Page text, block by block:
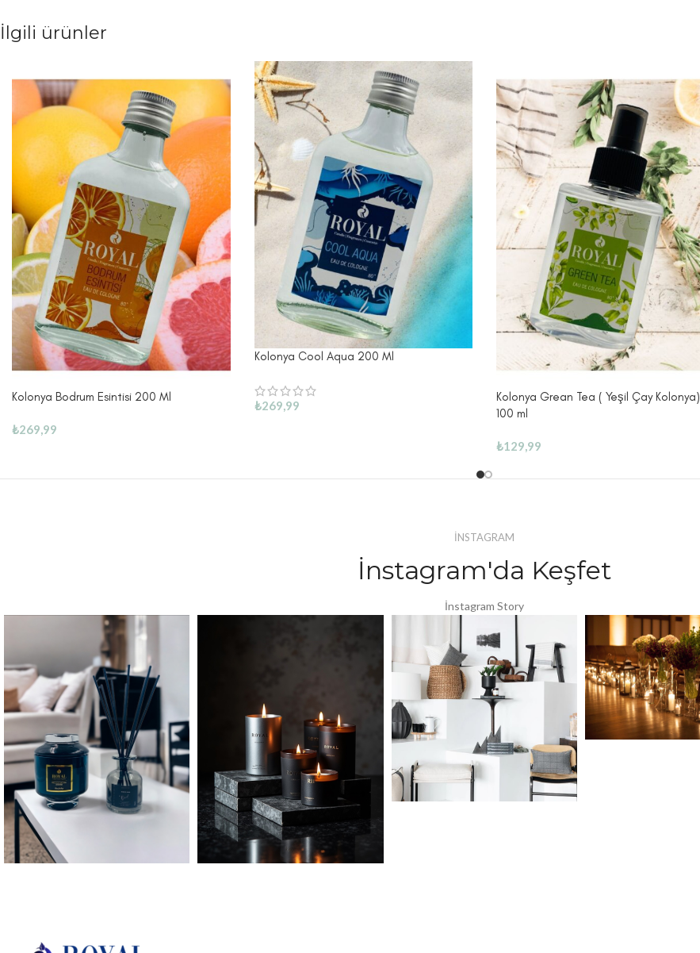
İlgili ürünler
Kolonya Bodrum Esintisi 200 Ml
₺269,99
Kolonya Cool Aqua 200 Ml
₺269,99
Kolonya Grean Tea ( Yeşil Çay Kolonya)
100 ml
₺129,99
İNSTAGRAM
İnstagram'da Keşfet
İnstagram Story